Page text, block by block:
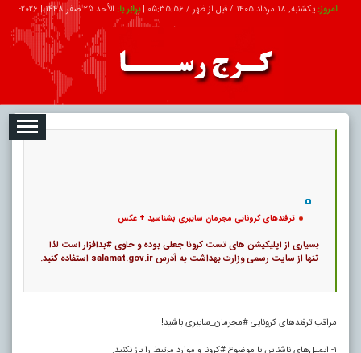
امروز: یکشنبه, ۱۸ مرداد ۱۴۰۵ / قبل از ظهر / 05:35:57
|برابر با: الأحد 25 صفر 1448 |
2026-
تبلیغات درباره ما ارتباط با ما
ترفندهای کرونایی مجرمان سایبری بشناسید + عکس
بسیاری از اپلیکیشن‌ های تست کرونا جعلی بوده و حاوی #بدافزار است لذا
تنها از سایت رسمی وزارت بهداشت به آدرس salamat.gov.ir استفاده کنید.
مراقب ترفندهای کرونایی #مجرمان_سایبری باشید!